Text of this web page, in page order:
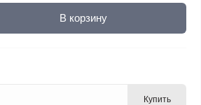
В корзину
Купить